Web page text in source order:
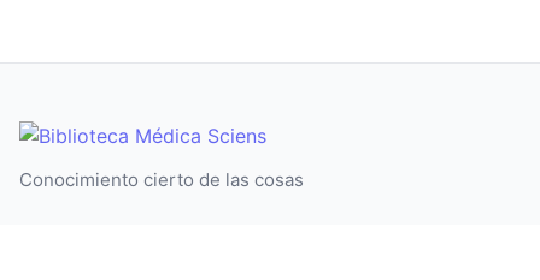
Conocimiento cierto de las cosas